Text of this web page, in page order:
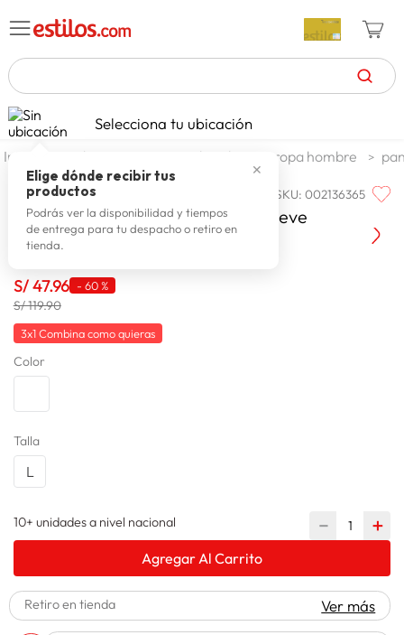
TÉRMINOS MÁS BUSCADOS
1. celulares
2. zapatillas mujer
3. zapatillas hombre
4. moda
6. tv
7. laptop
8.
Selecciona tu ubicación
✕
Elige dónde recibir tus
productos
Podrás ver la disponibilidad y tiempos
de entrega para tu despacho o retiro en
tienda.
moda y accesorios hombre ropa hombre
BIG CITY SKU:002136365
Jogger Basico Hombre Big City Steve
S/47.96 - 60 %
S/ 119.90
3x1 Combina como quieras
Color
Talla
L
10+ unidades a nivel nacional ＋
－
Agregar Al Carrito
Retiro en tienda Ver más